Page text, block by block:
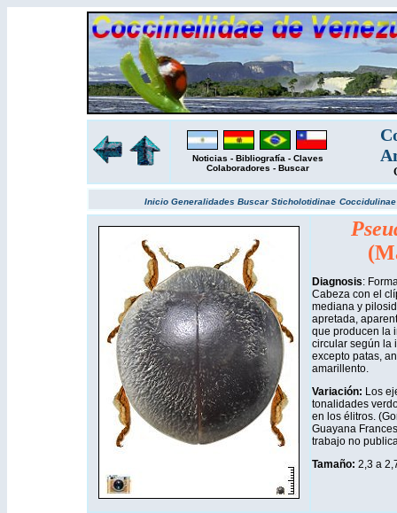
Noticias - Bibliografía - Claves
Colaboradores - Buscar
Inicio Generalidades BuscarSticholotidinae
Diagnosis:
Cabeza con el
mediana y
apretada,
que producen la
circular según la
excepto patas,
amarillento.
Variación: Los
tonalidades
en los élitros.
Guayana
trabajo no
Tamaño: 2,3 a